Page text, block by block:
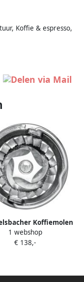
Koffie & espresso,
Koffiemolen
EKM 500
1 webshop
€ 138,-